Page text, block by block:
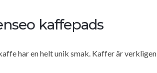
kaffepads
har en helt unik smak. Kaffer är verkligen